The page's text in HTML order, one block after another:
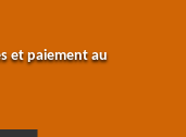
et paiement au